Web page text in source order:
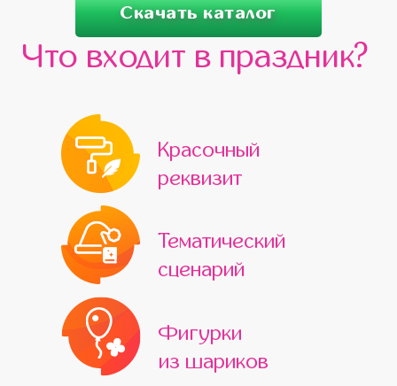
Скачать каталог
Что входит в праздник?
Красочный
реквизит
Тематический
сценарий
Фигурки
из шариков